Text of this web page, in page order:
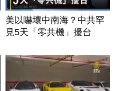
美以嚇壞中南海？中共罕
見5天「零共機」擾台